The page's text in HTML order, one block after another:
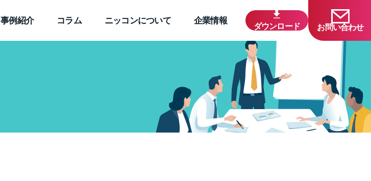
事例紹介 コラム ニッコンについて 企業情報
ダウンロード お問い合わせ